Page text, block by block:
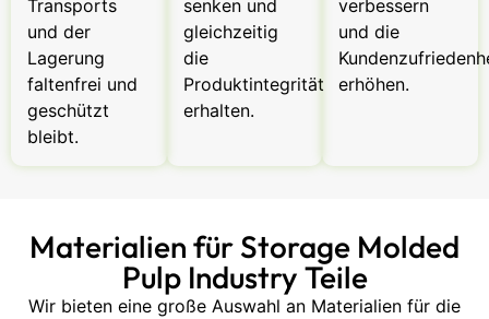
Transports
und der
Lagerung
faltenfrei und
geschützt
bleibt.
senken und
gleichzeitig
die
Produktintegrität
erhalten.
verbessern
und die
erhöhen.
Materialien für Storage Molded
Pulp Industry Teile
Wir bieten eine große Auswahl an Materialien für die